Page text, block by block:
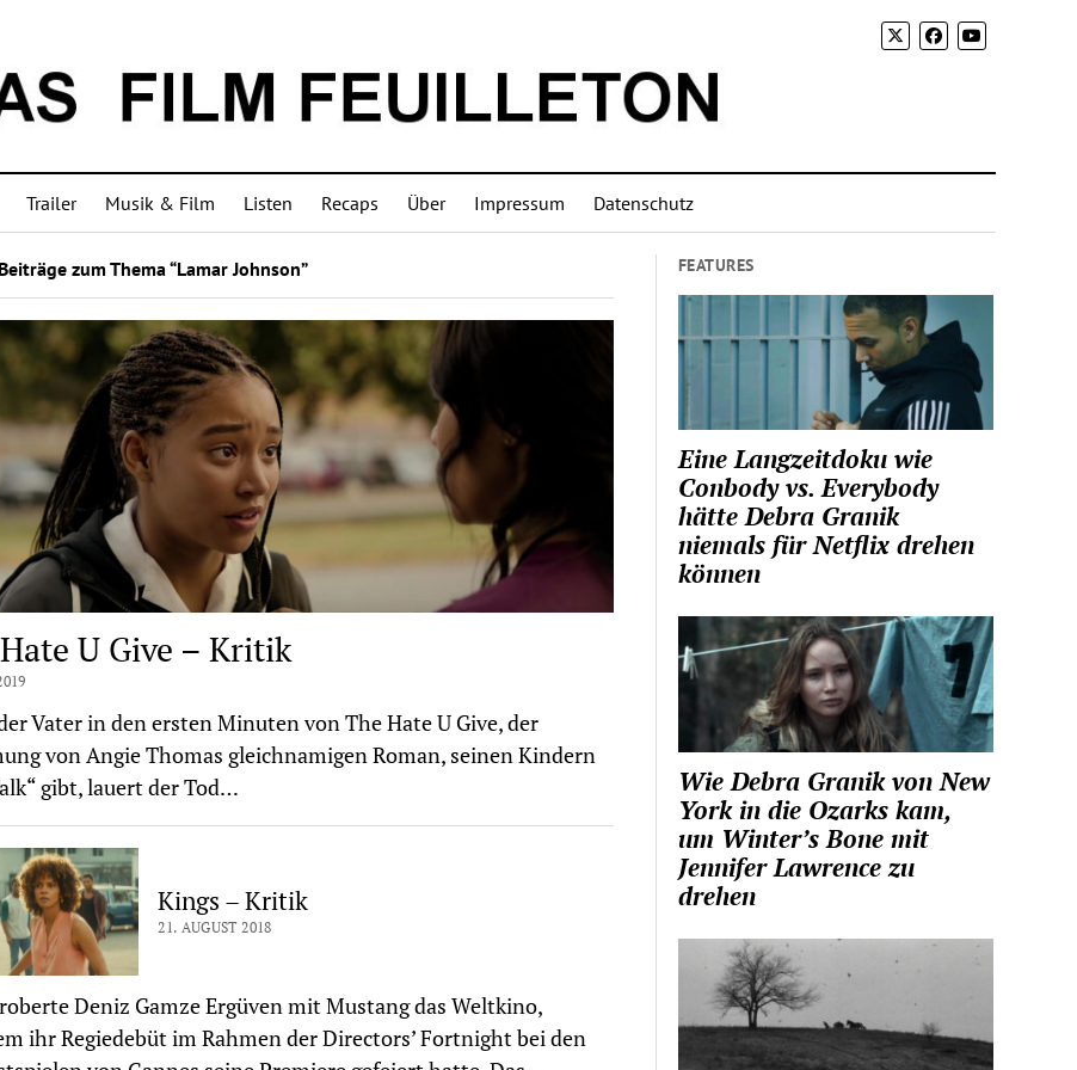
Trailer Musik & Film Listen Recaps Über Impressum Datenschutz
zum Thema “Lamar Johnson”
U Give – Kritik
Vater in den ersten Minuten von The Hate U Give, der
von Angie Thomas gleichnamigen Roman, seinen Kindern
gibt, lauert der Tod…
Kings – Kritik
21. AUGUST 2018
Deniz Gamze Ergüven mit Mustang das Weltkino,
ihr Regiedebüt im Rahmen der Directors’ Fortnight bei den
FEATURES
Eine Langzeitdoku wie
Conbody vs. Everybody
hätte Debra Granik
niemals für Netflix drehen
können
Wie Debra Granik von New
York in die Ozarks kam,
um Winter’s Bone mit
Jennifer Lawrence zu
drehen